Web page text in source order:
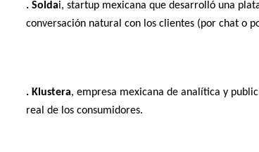
. Soldai, startup mexicana que desarrolló una
conversación natural con los clientes (por chat o
. Klustera, empresa mexicana de analítica y
real de los consumidores.